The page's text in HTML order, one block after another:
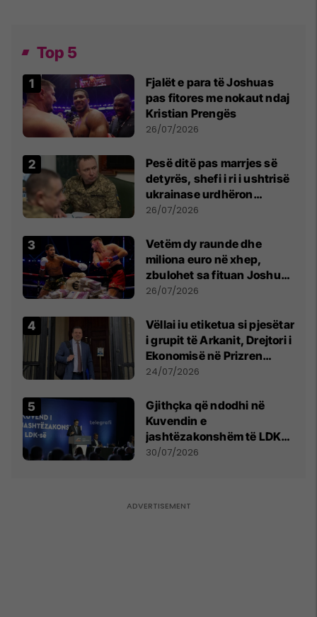
Top 5
Fjalët e para të Joshuas
pas fitores me nokaut ndaj
Kristian Prengës
26/07/2026
Pesë ditë pas marrjes së
detyrës, shefi i ri i ushtrisë
ukrainase urdhëron
kontroll të madh
26/07/2026
Vetëm dy raunde dhe
miliona euro në xhep,
zbulohet sa fituan Joshua
e Prenga
26/07/2026
Vëllai iu etiketua si pjesëtar
i grupit të Arkanit, Drejtori i
Ekonomisë në Prizren
mohon pretendimet
24/07/2026
Gjithçka që ndodhi në
Kuvendin e
jashtëzakonshëm të LDK-
së
30/07/2026